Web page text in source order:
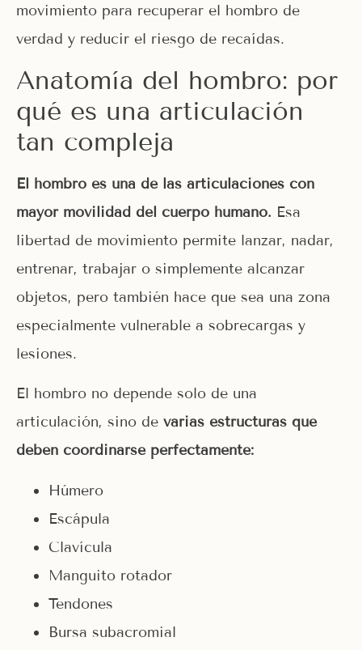
movimiento para recuperar el hombro de
verdad y reducir el riesgo de recaídas.
Anatomía del hombro: por
qué es una articulación
tan compleja
El hombro es una de las articulaciones con
mayor movilidad del cuerpo humano. Esa
libertad de movimiento permite lanzar, nadar,
entrenar, trabajar o simplemente alcanzar
objetos, pero también hace que sea una zona
especialmente vulnerable a sobrecargas y
lesiones.
El hombro no depende solo de una
articulación, sino de varias estructuras que
deben coordinarse perfectamente:
Húmero
Escápula
Clavícula
Manguito rotador
Tendones
Bursa subacromial